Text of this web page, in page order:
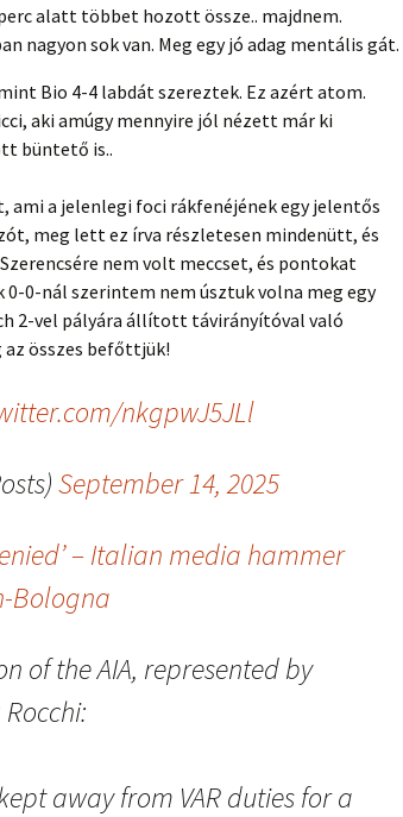
alatt többet hozott össze.. majdnem.
nagyon sok van. Meg egy jó adag mentális gát.
Bio 4-4 labdát szereztek. Ez azért atom.
aki amúgy mennyire jól nézett már ki
büntető is..
ami a jelenlegi foci rákfenéjének egy jelentős
meg lett ez írva részletesen mindenütt, és
nem volt meccset, és pontokat
0-nál szerintem nem úsztuk volna meg egy
2-vel pályára állított távirányítóval való
az összes befőttjük!
nkgpwJ5JLl
September 14, 2025
– Italian media hammer
Bologna
of the AIA, represented by
away from VAR duties for a